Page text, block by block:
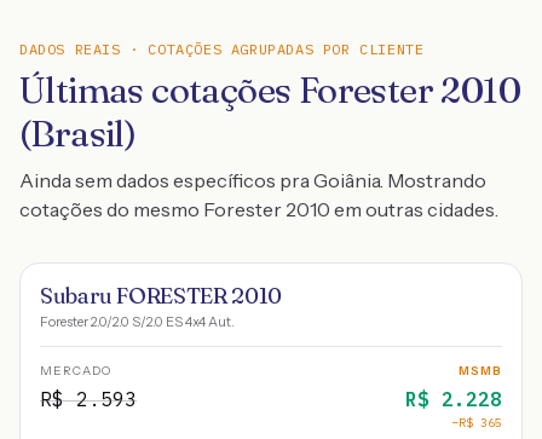
DADOS REAIS · COTAÇÕES AGRUPADAS POR CLIENTE
Últimas cotações Forester 2010
(Brasil)
Ainda sem dados específicos pra Goiânia. Mostrando
cotações do mesmo Forester 2010 em outras cidades.
Subaru FORESTER 2010
Forester 2.0/2.0 S/2.0 ES 4x4 Aut.
MERCADO
R$2.593
MSMB
R$ 2.228
−R$ 365